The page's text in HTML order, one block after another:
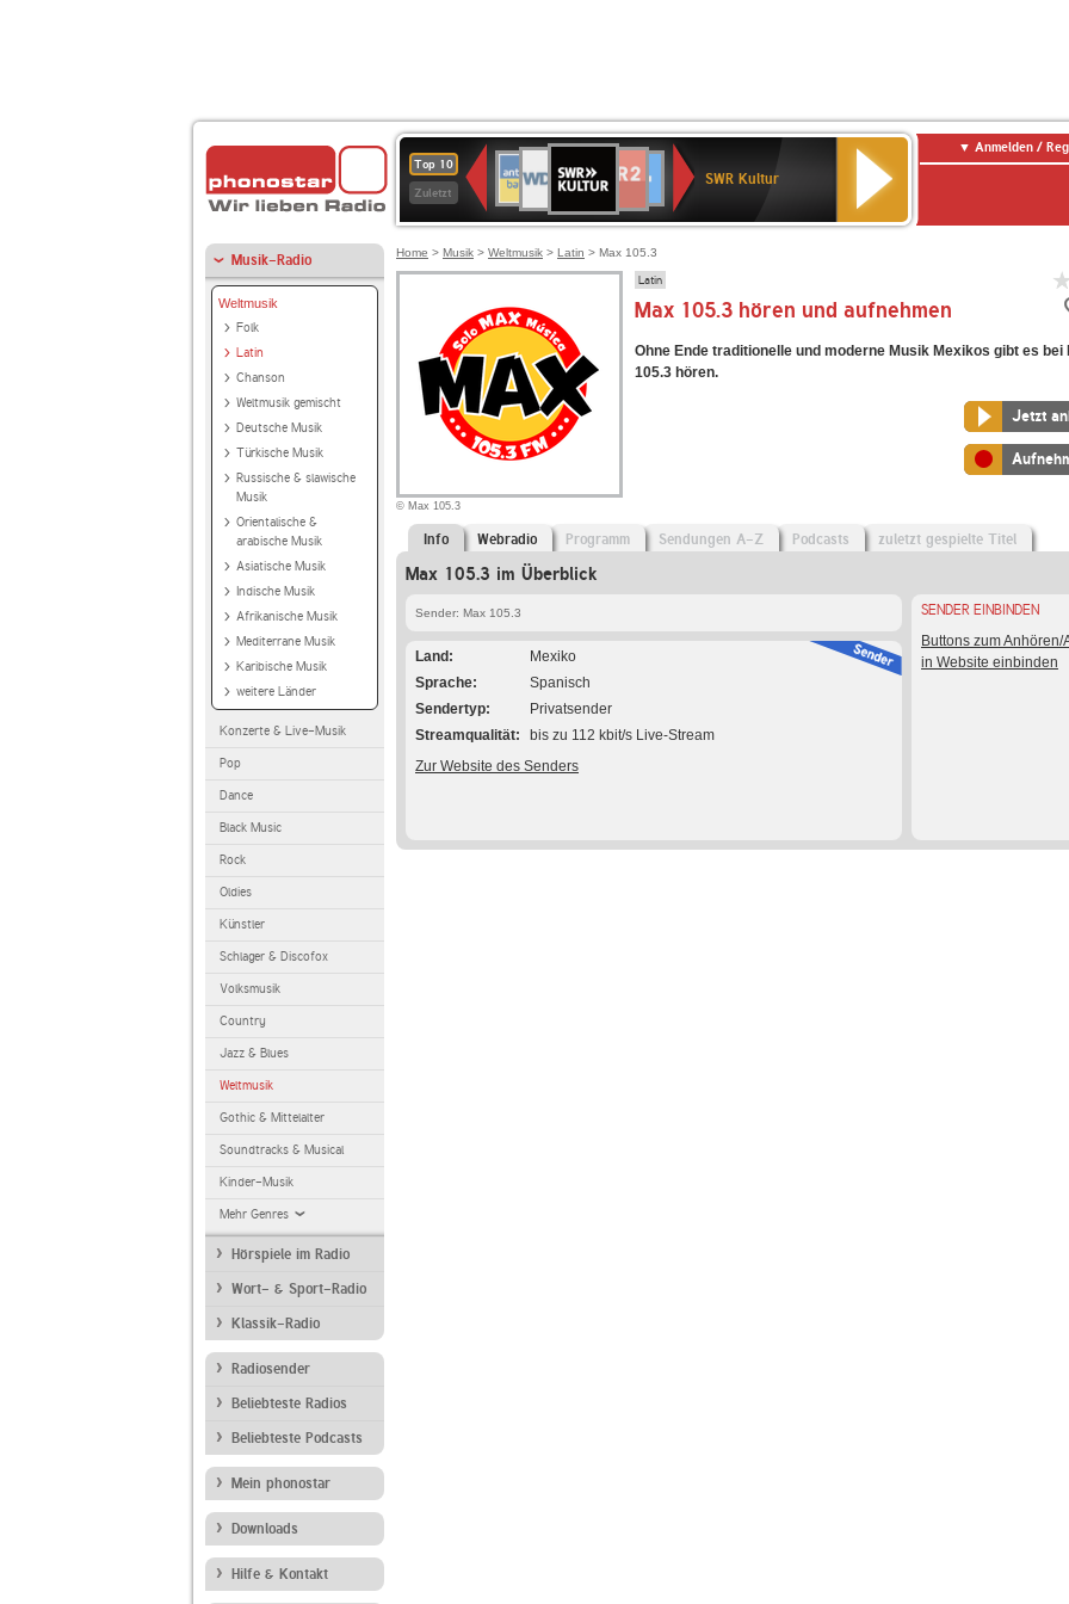
Top 10
Zuletzt
Deutschlandfunk
80er
90er
OLDIE
ANTENNE
SWR3
WDR
4
BR-
KLASSIK
Deutschlandfunk
Kultur
ANTENNE
BAYERN
2
Kultur2
SWR Kultur
Anmelden /
Musik-Radio
Weltmusik
Folk
Latin
Chanson
Weltmusik gemischt
Deutsche Musik
Türkische Musik
Russische & slawische
Musik
Orientalische &
arabische Musik
Asiatische Musik
Indische Musik
Afrikanische Musik
Mediterrane Musik
Karibische Musik
weitere Länder
Konzerte & Live-Musik
Pop
Dance
Black Music
Rock
Oldies
Künstler
Schlager & Discofox
Volksmusik
Country
Jazz & Blues
Weltmusik
Gothic & Mittelalter
Soundtracks & Musical
Kinder-Musik
Mehr Genres
Hörspiele im Radio
Wort- & Sport-Radio
Klassik-Radio
Radiosender
Beliebteste Radios
Beliebteste Podcasts
Mein phonostar
Downloads
Hilfe & Kontakt
Home > Musik > Weltmusik > Latin > Max 105.3
© Max 105.3
Latin
Max 105.3 hören und aufnehmen
Ohne Ende traditionelle und moderne Musik Mexikos gibt es bei
105.3 hören.
Jetzt
Info Webradio Programm Sendungen A-Z Podcasts zuletzt gespielte Titel
Max 105.3 im Überblick
Sender: Max 105.3
Land
Mexiko
Sprache
Spanisch
Sendertyp
Privatsender
Streamqualität
bis zu 112 kbit/s Live-Stream
Zur Website des Senders
SENDER EINBINDEN
Buttons zum Anhören/
in Website einbinden